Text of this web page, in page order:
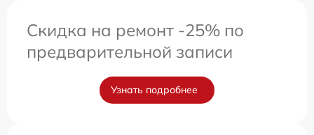
Скидка на ремонт -25% по
предварительной записи
Узнать подробнее